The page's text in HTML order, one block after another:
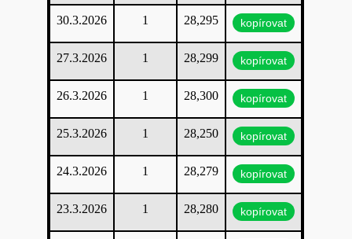
30.3.2026 1 28,295 kopírovat
27.3.2026 1 28,299 kopírovat
26.3.2026 1 28,300 kopírovat
25.3.2026 1 28,250 kopírovat
24.3.2026 1 28,279 kopírovat
23.3.2026 1 28,280 kopírovat